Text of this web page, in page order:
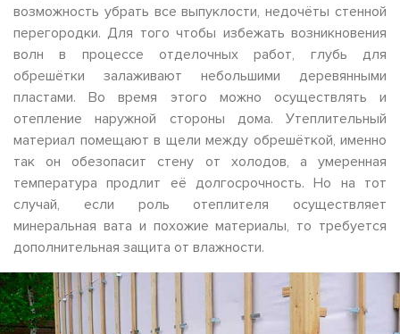
возможность убрать все выпуклости, недочёты стенной
перегородки. Для того чтобы избежать возникновения
волн в процессе отделочных работ, глубь для
обрешётки залаживают небольшими деревянными
пластами. Во время этого можно осуществлять и
отепление наружной стороны дома. Утеплительный
материал помещают в щели между обрешёткой, именно
так он обезопасит стену от холодов, а умеренная
температура продлит её долгосрочность. Но на тот
случай, если роль отеплителя осуществляет
минеральная вата и похожие материалы, то требуется
дополнительная защита от влажности.